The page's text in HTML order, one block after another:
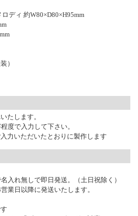
ディ 約W80×D80×H95mm
）
たします。
度で入力して下さい。
力いただいたとおりに製作します
入れ無しで即日発送。（土日祝除く）
業日以降に発送いたします。